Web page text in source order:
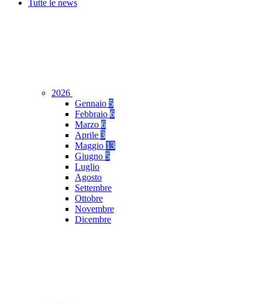
Tutte le news
2026
Gennaio 5
Febbraio 6
Marzo 6
Aprile 3
Maggio 13
Giugno 5
Luglio
Agosto
Settembre
Ottobre
Novembre
Dicembre